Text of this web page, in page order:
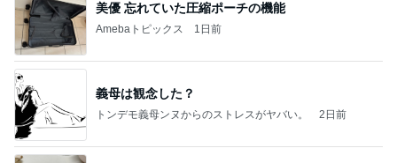
美優 忘れていた圧縮ポーチの機能
Amebaトピックス 1日前
義母は観念した？
トンデモ義母ンヌからのストレスがヤバい。 2日前